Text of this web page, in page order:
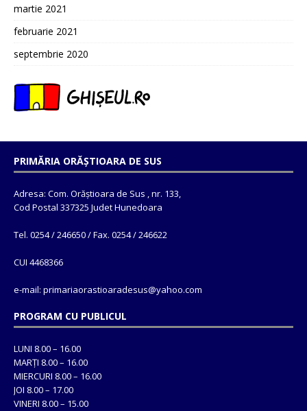
martie 2021
februarie 2021
septembrie 2020
PRIMĂRIA ORĂȘTIOARA DE SUS
Adresa: Com. Orăștioara de Sus , nr. 133,
Cod Postal 337325 Judet Hunedoara
Tel. 0254 / 246650 / Fax. 0254 / 246622
CUI 4468366
e-mail: primariaorastioaradesus@yahoo.com
PROGRAM CU PUBLICUL
LUNI 8.00 – 16.00
MARȚI 8.00 – 16.00
MIERCURI 8.00 – 16.00
JOI 8.00 – 17.00
VINERI 8.00 – 15.00